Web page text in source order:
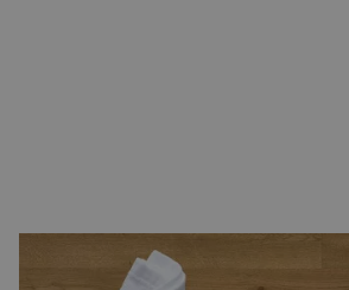
Met of zonder V-groef